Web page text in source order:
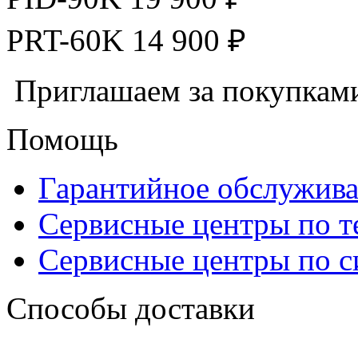
PRT-60K 14 900 ₽
Приглашаем за
Помощь
Гарантийное
Сервисные центры по
Сервисные центры по
Способы доставки